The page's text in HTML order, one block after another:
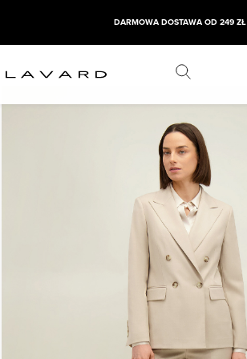
DARMOWA DOSTAWA OD 249 ZŁ